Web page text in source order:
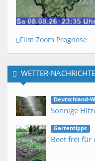
Film Zoom Prognose
WETTER-
Deutschland-
Sonnige
Gartentipps
Beet frei für